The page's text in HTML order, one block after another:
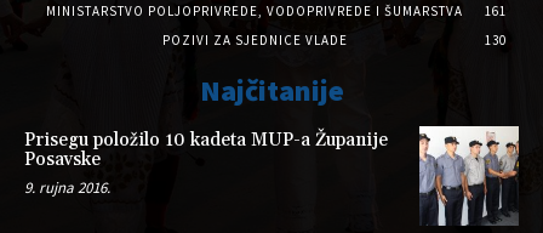
MINISTARSTVO POLJOPRIVREDE, VODOPRIVREDE I ŠUMARSTVA
161
POZIVI ZA SJEDNICE VLADE
130
Najčitanije
Prisegu položilo 10 kadeta MUP-a Županije
Posavske
9. rujna 2016.